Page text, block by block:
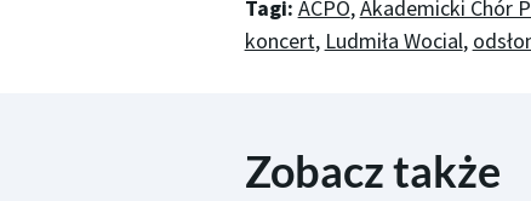
Tagi: ACPO,Akademicki Chór
koncert, Ludmiła Wocial,
Zobacz także